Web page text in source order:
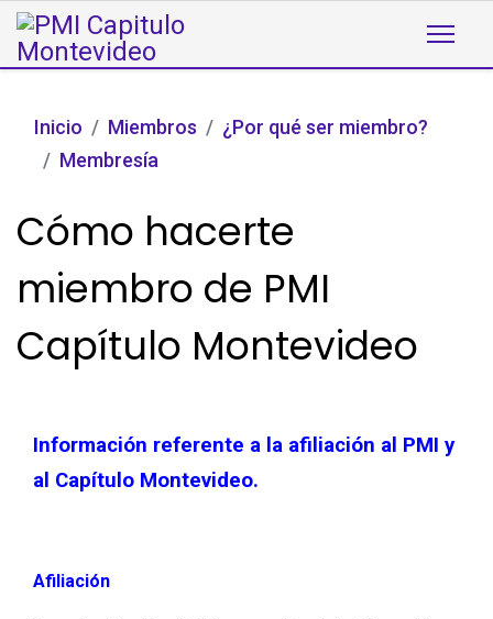
Inicio Miembros
¿Por qué ser miembro?
Membresía
Cómo hacerte
miembro de PMI
Capítulo Montevideo
Información referente a la afiliación al PMI y
al Capítulo Montevideo.
Afiliación